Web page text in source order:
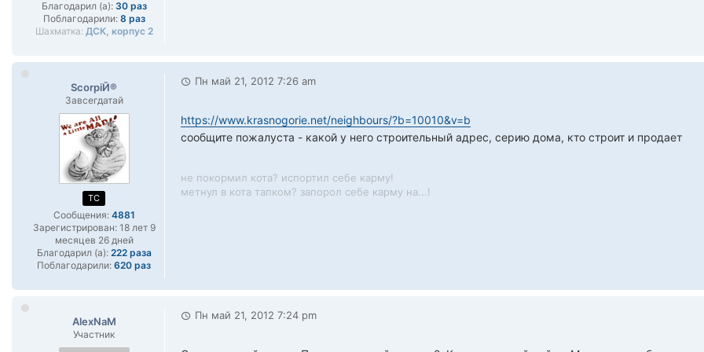
Благодарил (а): 30 раз
Поблагодарили: 8 раз
Шахматка: ДСК, корпус 2
ScorpiЙ®
Завсегдатай
TC
Сообщения: 4881
Зарегистрирован: 18 лет 9
месяцев 26 дней
Благодарил (а): 222 раза
Поблагодарили: 620 раз
Пн май 21, 2012 7:26 am
https://www.krasnogorie.net/neighbours/?b=10010&v=b
сообщите пожалуста - какой у него строительный адрес, серию дома, кто строит и продает
не покормил кота? испортил себе карму!
метнул в кота тапком? запорол себе карму на...!
AlexNaM
Участник
Пн май 21, 2012 7:24 pm